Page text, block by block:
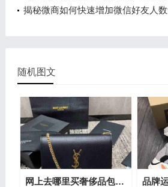
揭秘微商如何快速增加微信好友人
随机图文
网上去哪里买奢侈品包包省钱，这个渠道你一定要知道